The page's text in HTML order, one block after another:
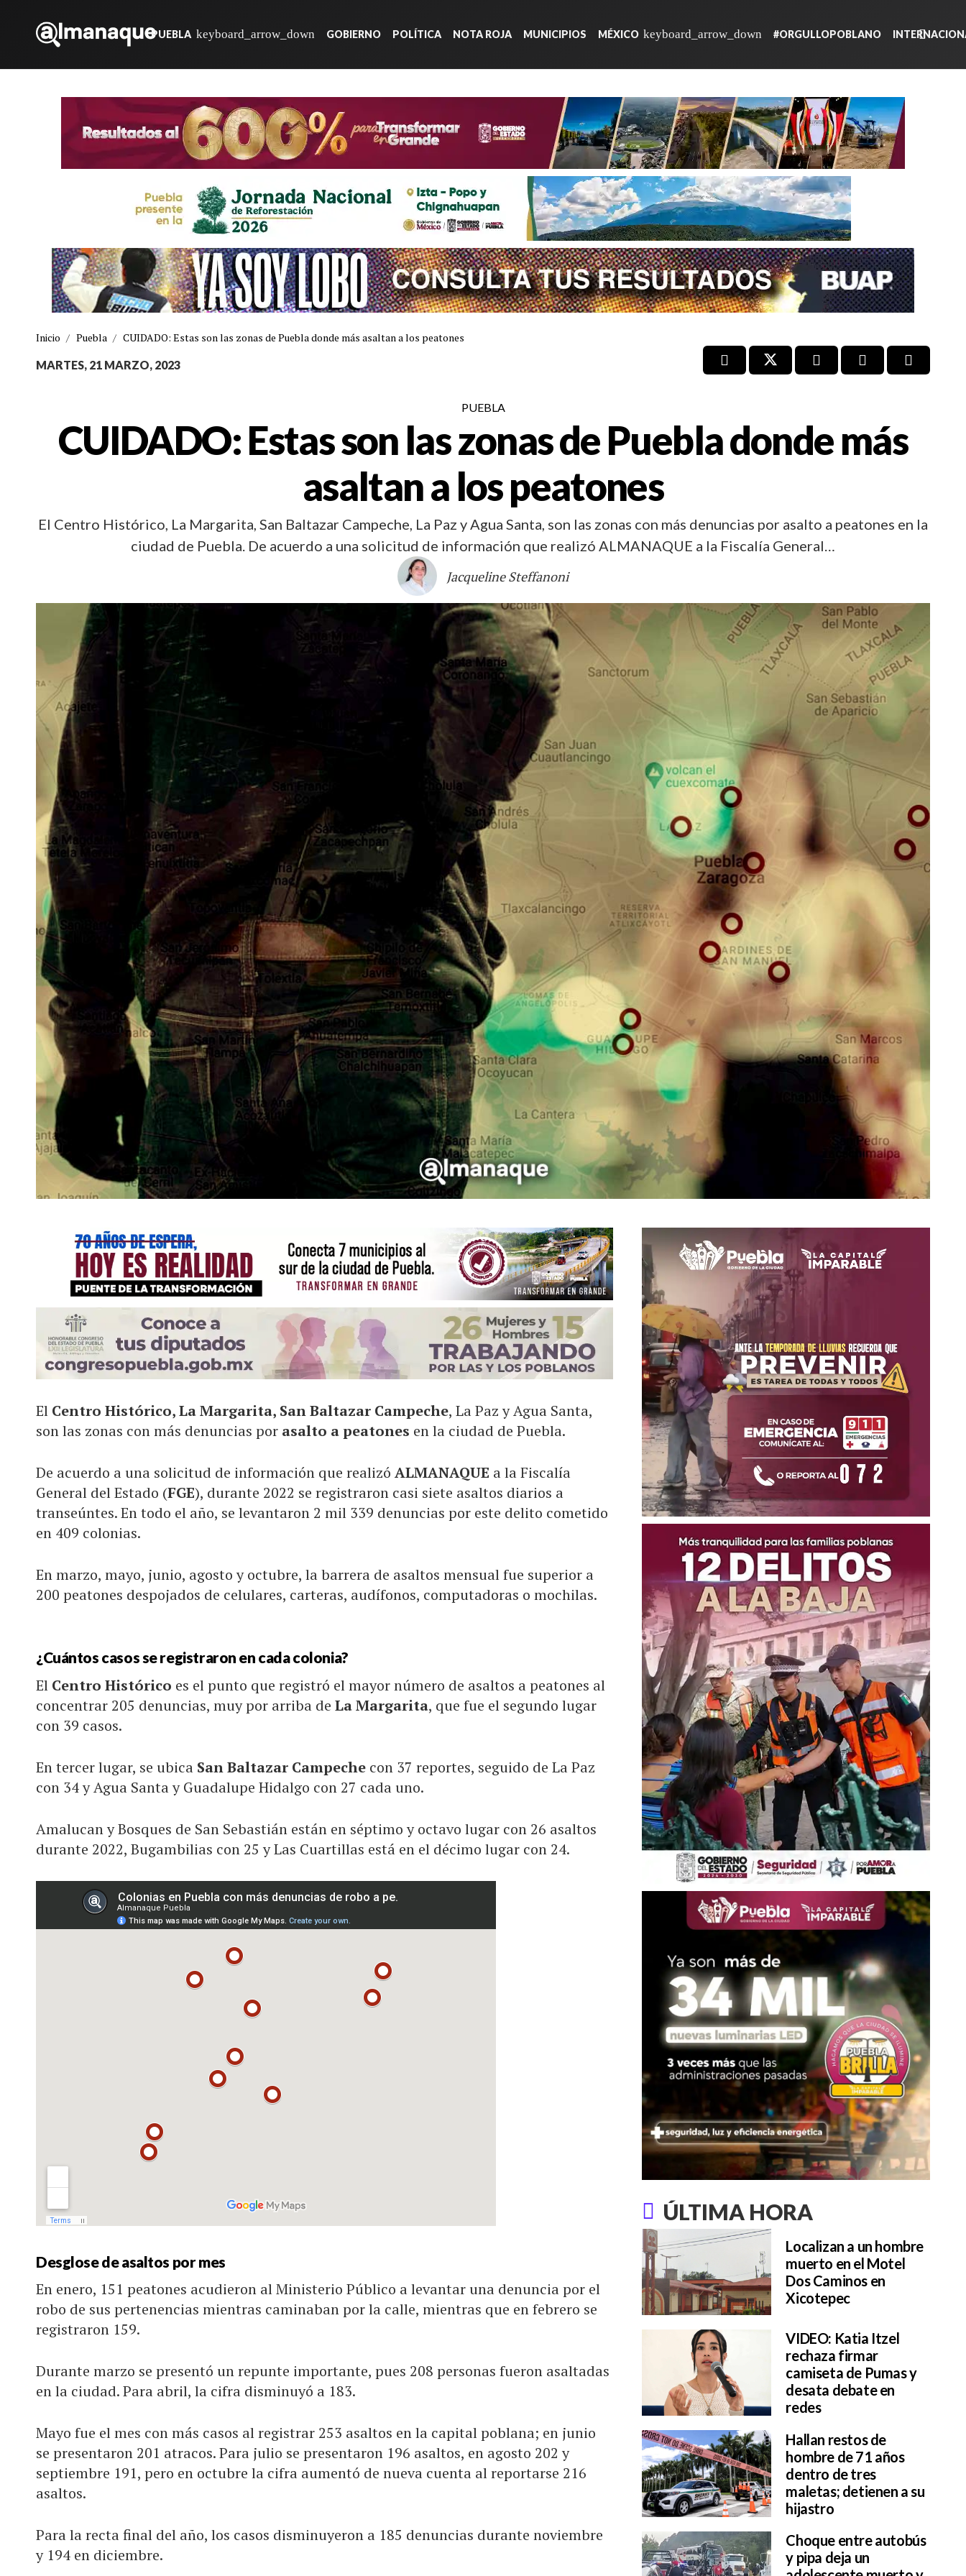
PUEBLA GOBIERNO POLÍTICA NOTA ROJA MUNICIPIOS MÉXICO #ORGULLOPOBLANO
Inicio / Puebla / CUIDADO: Estas son las zonas de Puebla donde más asaltan a los peatones
MARTES, 21 MARZO, 2023
PUEBLA
CUIDADO: Estas son las zonas de Puebla donde más
asaltan a los peatones
El Centro Histórico, La Margarita, San Baltazar Campeche, La Paz y Agua Santa, son las zonas con más denuncias por asalto a peatones en la
ciudad de Puebla. De acuerdo a una solicitud de información que realizó ALMANAQUE a la Fiscalía General…
Jacqueline Steffanoni
El Centro Histórico, La Margarita, San Baltazar Campeche, La Paz y Agua Santa,
son las zonas con más denuncias por asalto a peatones en la ciudad de Puebla.
De acuerdo a una solicitud de información que realizó ALMANAQUE a la Fiscalía
General del Estado (FGE), durante 2022 se registraron casi siete asaltos diarios a
transeúntes. En todo el año, se levantaron 2 mil 339 denuncias por este delito cometido
en 409 colonias.
En marzo, mayo, junio, agosto y octubre, la barrera de asaltos mensual fue superior a
200 peatones despojados de celulares, carteras, audífonos, computadoras o mochilas.
¿Cuántos casos se registraron en cada colonia?
El Centro Histórico es el punto que registró el mayor número de asaltos a peatones al
concentrar 205 denuncias, muy por arriba de La Margarita, que fue el segundo lugar
con 39 casos.
En tercer lugar, se ubica San Baltazar Campeche con 37 reportes, seguido de La Paz
con 34 y Agua Santa y Guadalupe Hidalgo con 27 cada uno.
Amalucan y Bosques de San Sebastián están en séptimo y octavo lugar con 26 asaltos
durante 2022, Bugambilias con 25 y Las Cuartillas está en el décimo lugar con 24.
Desglose de asaltos por mes
En enero, 151 peatones acudieron al Ministerio Público a levantar una denuncia por el
robo de sus pertenencias mientras caminaban por la calle, mientras que en febrero se
registraron 159.
Durante marzo se presentó un repunte importante, pues 208 personas fueron asaltadas
en la ciudad. Para abril, la cifra disminuyó a 183.
Mayo fue el mes con más casos al registrar 253 asaltos en la capital poblana; en junio
se presentaron 201 atracos. Para julio se presentaron 196 asaltos, en agosto 202 y
septiembre 191, pero en octubre la cifra aumentó de nueva cuenta al reportarse 216
asaltos.
Para la recta final del año, los casos disminuyeron a 185 denuncias durante noviembre
y 194 en diciembre.
ÚLTIMA HORA
Localizan a un hombre
muerto en el Motel
Dos Caminos en
Xicotepec
VIDEO: Katia Itzel
rechaza firmar
camiseta de Pumas y
desata debate en
redes
Hallan restos de
hombre de 71 años
dentro de tres
maletas; detienen a su
hijastro
Choque entre autobús
y pipa deja un